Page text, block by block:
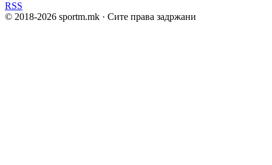
RSS
© 2018-2026 sportm.mk · Сите права задржани